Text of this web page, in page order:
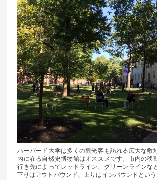
ハーバード大学は多くの観光客も訪れる広大な敷
内に在る自然史博物館はオススメです。市内の移
行き先によってレッドライン、グリーンラインな
下りはアウトバウンド、上りはインバウンドという